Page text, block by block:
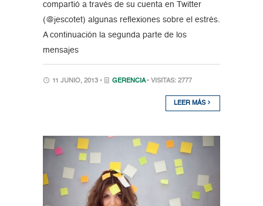
compartió a través de su cuenta en Twitter
(@jescotet) algunas reflexiones sobre el estrés.
A continuación la segunda parte de los
mensajes
11 JUNIO, 2013 • GERENCIA • VISITAS: 2777
LEER MÁS